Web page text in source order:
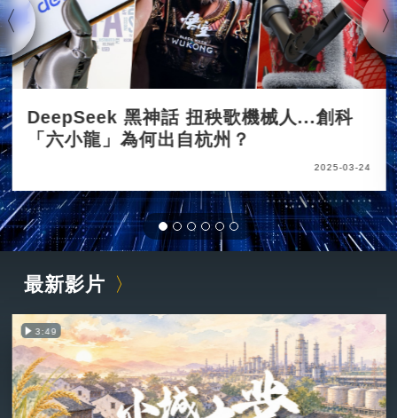
DeepSeek 黑神話 扭秧歌機械人...創科
「六小龍」為何出自杭州？
2025-03-24
最新影片
3:49